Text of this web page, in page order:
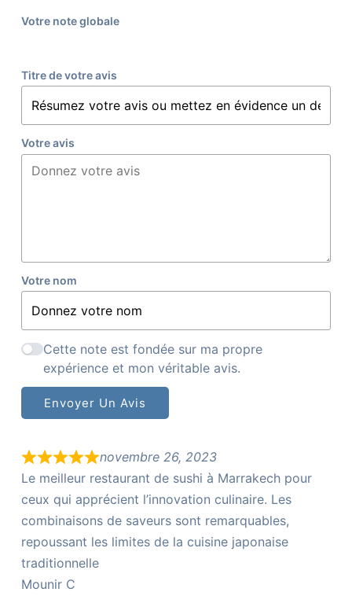
Votre note globale
Titre de votre avis
Votre avis
Votre nom
Cette note est fondée sur ma propre
expérience et mon véritable avis.
Envoyer Un Avis
novembre 26, 2023
Le meilleur restaurant de sushi à Marrakech pour
ceux qui apprécient l’innovation culinaire. Les
combinaisons de saveurs sont remarquables,
repoussant les limites de la cuisine japonaise
traditionnelle
Mounir C